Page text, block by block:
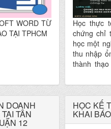
WORD TỪ
TẠI TPHCM
Học thực
chứng chỉ
học một
thu nhập
thành
nghiệp?
NGHỀ KẾ
– nơi đào
đầu
DOANH
TÂN
12
HỌC KẾ
KHAI